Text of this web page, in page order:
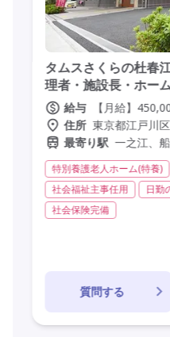
タムスさくらの杜春
理者・施設長・ホー
給与
【月給】
住所 東京都江戸川
最寄り駅 一之江、
特別養護老人ホーム(特養)
社会福祉主事任用
日勤
社会保険完備
質問する